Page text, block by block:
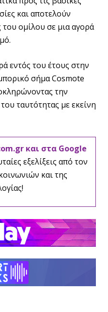
και αποτελούν
ομίλου σε μια αγορά
εντός του έτους στην
σήμα Cosmote
την
ταυτότητας με εκείνη
και στα Google
εξελίξεις από τον
και της